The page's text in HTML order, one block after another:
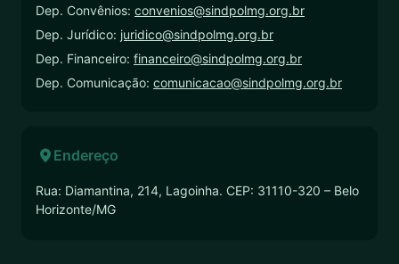
Dep. Convênios: convenios@sindpolmg.org.br
Dep. Jurídico: juridico@sindpolmg.org.br
Dep. Financeiro: financeiro@sindpolmg.org.br
Dep. Comunicação: comunicacao@sindpolmg.org.br
Endereço
Rua: Diamantina, 214, Lagoinha. CEP: 31110-320 – Belo
Horizonte/MG